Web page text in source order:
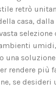
retrò
casa,
una
rendere
se desideri